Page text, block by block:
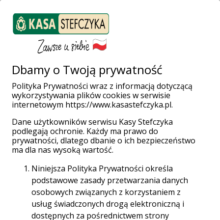
Weź pożyczkę
Załóż konto
Rynek
finansowy a
ekonomia
Dbamy o Twoją prywatność
Polityka Prywatności wraz z informacją dotyczącą
wykorzystywania plików cookies w serwisie
internetowym https://www.kasastefczyka.pl.
Dane użytkowników serwisu Kasy Stefczyka
podlegają ochronie. Każdy ma prawo do
prywatności, dlatego dbanie o ich bezpieczeństwo
ma dla nas wysoką wartość.
Niniejsza Polityka Prywatności określa
podstawowe zasady przetwarzania danych
osobowych związanych z korzystaniem z
usług świadczonych drogą elektroniczną i
dostępnych za pośrednictwem strony